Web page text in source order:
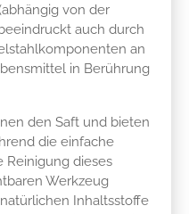
von der
auch durch
an
in Berührung
den Saft und bieten
die einfache
Reinigung dieses
Werkzeug
Inhaltsstoffe